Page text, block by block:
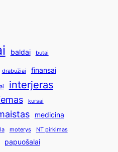
baldai butai
drabužiai finansai
interjeras
kursai
medicina
moterys NT pirkimas
papuošalai